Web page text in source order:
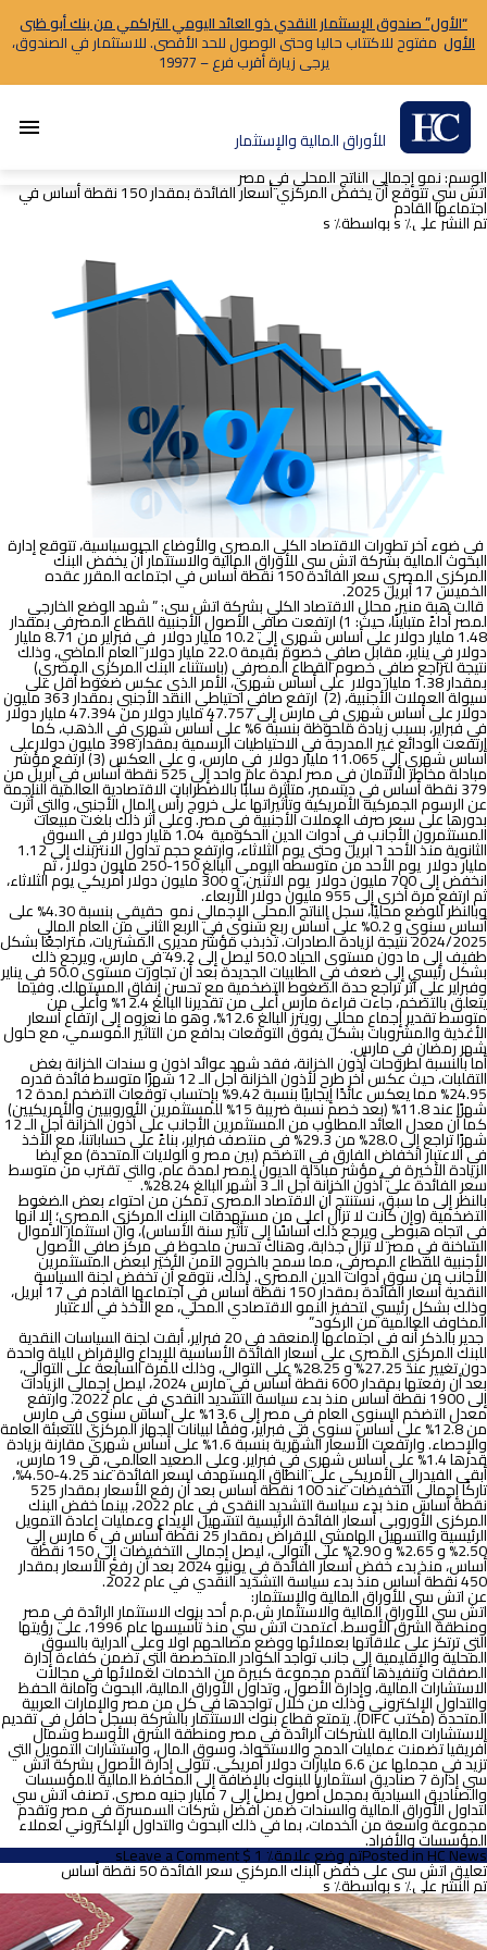
“الأول” صندوق الإستثمار النقدي ذو العائد اليومي التراكمي من بنك أبو ظبى
الأول مفتوح للاكتتاب حاليا وحتى الوصول للحد الأقصى. للاستثمار في الصندوق،
يرجى زيارة أقرب فرع – 19977
للأوراق المالية والإستثمار menu
الوسم:نمو إجمالي الناتج المحلي في مصر
اتش سي تتوقع أن يخفض المركزي أسعار الفائدة بمقدار 150 نقطة أساس في
اجتماعها القادم
تم النشر على٪ s بواسطة٪ s
في ضوء آخر تطورات الاقتصاد الكلي المصري والأوضاع الجيوسياسية، تتوقع إدارة
البحوث المالية بشركة اتش سى للأوراق المالية والاستثمار أن يخفض البنك
المركزي المصري سعر الفائدة 150 نقطة أساس في اجتماعه المقرر عقده
الخميس17 أبريل 2025 .
قالتهبة منير، محلل الاقتصاد الكلي بشركة اتش سى:” شهد الوضع الخارجي
لمصر أداءً متباينًا، حيث: 1) ارتفعت صافي الأصول الأجنبية للقطاع المصرفي بمقدار
1.48 مليار دولار على أساس شهري إلى 10.2 مليار دولار في فبراير من 8.71 مليار
دولار في يناير، مقابل صافي خصوم بقيمة 22.0 مليار دولار العام الماضي، وذلك
نتيجة لتراجع صافي خصوم القطاع المصرفي (باستثناء البنك المركزي المصري)
بمقدار 1.38 مليار دولار على أساس شهري، الأمر الذي عكس ضغوط أقل على
سيولة العملات الأجنبية، (2) ارتفع صافي احتياطي النقد الأجنبي بمقدار 363 مليون
دولار على أساس شهري في مارس إلى 47.757 مليار دولار من 47.394 مليار دولار
في فبراير، بسبب زيادة ملحوظة بنسبة 6% على أساس شهري في الذهب، كما
ارتفعت الودائع غير المدرجة في الاحتياطيات الرسمية بمقدار 398 مليون دولارعلى
أساس شهري إلى 11.065 مليار دولار في مارس، و علي العكس (3) ارتفع مؤشر
مبادلة مخاطر الائتمان في مصر لمدة عام واحد إلى 525 نقطة أساس في أبريل من
379 نقطة أساس في ديسمبر، متأثرة سلبًا بالاضطرابات الاقتصادية العالمية الناجمة
عن الرسوم الجمركية الأمريكية وتأثيراتها على خروج رأس المال الأجنبي، والتي أثرت
بدورها على سعر صرف العملات الأجنبية في مصر. وعلي أثر ذلك بلغت مبيعات
المستثمرون الأجانب في أدوات الدين الحكومية 1.04 مليار دولار في السوق
الثانوية منذ الأحد ٦ ابريل وحتى يوم الثلاثاء، وارتفع حجم تداول الانتربنك إلى 1.12
مليار دولار يوم الأحد من متوسطه اليومي البالغ 150-250 مليون دولار ، ثم
انخفض إلى 700 مليون دولار يوم الاثنين، و 300 مليون دولار أمريكي يوم الثلاثاء،
ثم ارتفع مرة أخرى إلى 955 مليون دولار الأربعاء.
وبالنظر للوضع محليًا، سجل الناتج المحلي الإجمالي نمو حقيقي بنسبة 4.30% على
أساس سنوي و 0.2% على أساس ربع سنوي في الربع الثاني من العام المالي
2024/2025 نتيجة لزيادة الصادرات. تذبذب مؤشر مديري المشتريات، متراجعًا بشكل
طفيف إلى ما دون مستوى الحياد 50.0 ليصل إلى 49.2 في مارس، ويرجع ذلك
بشكل رئيسي إلى ضعف في الطلبيات الجديدة بعد أن تجاوزت مستوى 50.0 في يناير
وفبراير علي أثر تراجع حدة الضغوط التضخمية مع تحسن إنفاق المستهلك. وفيما
يتعلق بالتضخم، جاءت قراءة مارس أعلى من تقديرنا البالغ 12.4% وأعلى من
متوسط تقدير إجماع محللي رويترز البالغ 12.6%، وهو ما نعزوه إلى ارتفاع أسعار
الأغذية والمشروبات بشكل يفوق التوقعات بدافع من التاثير الموسمي، مع حلول
شهر رمضان في مارس.
أما بالنسبة لطروحات أذون الخزانة، فقد شهد عوائد اذون و سندات الخزانة بغض
التقلبات، حيث عكس أخر طرح لأذون الخزانة أجل الـ 12 شهرًا متوسط فائدة قدره
24.95% مما يعكس عائدًا إيجابيًا بنسبة 9.42% بإحتساب توقعات التضخم لمدة 12
شهرًا عند 11.8% (بعد خصم نسبة ضريبة 15% للمستثمرين الأوروبيين والأمريكيين)
كما أن معدل العائد المطلوب من المستثمرين الأجانب على أذون الخزانة أجل الـ 12
شهرًا تراجع إلى 28.0% من 29.3% في منتصف فبراير، بناءً على حساباتنا، مع الأخذ
في الاعتبار انخفاض الفارق في التضخم (بين مصر و الولايات المتحدة) مع ايضا
الزيادة الأخيرة في مؤشر مبادلة الديون لمصر لمدة عام، والتي تقترب من متوسط
سعر الفائدة على أذون الخزانة أجل الـ 3 أشهر البالغ 28.24%.
بالنظر إلى ما سبق، نستنتج أن الاقتصاد المصري تمكن من احتواء بعض الضغوط
التضخمية (وإن كانت لا تزال أعلى من مستهدفات البنك المركزي المصري؛ إلا أنها
في اتجاه هبوطي ويرجع ذلك أساسًا إلى تأثير سنة الأساس)، وأن استثمار الاموال
الساخنة في مصر لا تزال جذابة، وهناك تحسن ملحوظ في مركز صافي الأصول
الأجنبية للقطاع المصرفي، مما سمح بالخروج الآمن الأخير لبعض المستثمرين
الأجانب من سوق أدوات الدين المصري. لذلك، نتوقع أن تخفض لجنة السياسة
النقدية أسعار الفائدة بمقدار 150 نقطة أساس في اجتماعها القادم في 17 أبريل،
وذلك بشكل رئيسي لتحفيز النمو الاقتصادي المحلي، مع الأخذ في الاعتبار
المخاوف العالمية من الركود.”
جدير بالذكر أنه في اجتماعها المنعقد في 20 فبراير، أبقت لجنة السياسات النقدية
للبنك المركزي المصري على أسعار الفائدة الأساسية للإيداع والإقراض لليلة واحدة
دون تغيير عند 27.25% و 28.25% على التوالي، وذلك للمرة السابعة على التوالي،
بعد أن رفعتها بمقدار 600 نقطة أساس في مارس 2024، ليصل إجمالي الزيادات
إلى 1900 نقطة أساس منذ بدء سياسة التشديد النقدي في عام 2022. وارتفع
معدل التضخم السنوي العام في مصر إلى 13.6% على أساس سنوي في مارس
من 12.8% على أساس سنوي في فبراير، وفقًا لبيانات الجهاز المركزي للتعبئة العامة
والإحصاء. وارتفعت الأسعار الشهرية بنسبة 1.6% على أساس شهري مقارنة بزيادة
قدرها 1.4% على أساس شهري في فبراير. وعلى الصعيد العالمي، في 19 مارس،
أبقى الفيدرالي الأمريكي على النطاق المستهدف لسعر الفائدة عند 4.25-4.50%،
تاركًا إجمالي التخفيضات عند 100 نقطة أساس بعد أن رفع الأسعار بمقدار 525
نقطة أساس منذ بدء سياسة التشديد النقدي في عام 2022، بينما خفض البنك
المركزي الأوروبي أسعار الفائدة الرئيسية لتسهيل الإيداع وعمليات إعادة التمويل
الرئيسية والتسهيل الهامشي للإقراض بمقدار 25 نقطة أساس في 6 مارس إلى
2.50% و 2.65% و 2.90% على التوالي، ليصل إجمالي التخفيضات إلى 150 نقطة
أساس، منذ بدء خفض أسعار الفائدة في يونيو 2024 بعد أن رفع الأسعار بمقدار
450 نقطة أساس منذ بدء سياسة التشديد النقدي في عام 2022.
عن اتش سى للأوراق المالية والإستثمار:
اتش سي للأوراق المالية والاستثمار ش.م.م أحد بنوك الاستثمار الرائدة في مصر
ومنطقة الشرق الأوسط. اعتمدت اتش سي منذ تأسيسها عام 1996، على رؤيتها
التي ترتكز على علاقاتها بعملائها ووضع مصالحهم اولا وعلى الدراية بالسوق
المحلية والإقليمية إلى جانب تواجد الكوادر المتخصصة التي تضمن كفاءة إدارة
الصفقات وتنفيذها لتقدم مجموعة كبيرة من الخدمات لعملائها في مجالات
الاستشارات المالية، وإدارة الأصول، وتداول الأوراق المالية، البحوث وأمانة الحفظ
والتداول الإلكتروني وذلك من خلال تواجدها في كل من مصر والإمارات العربية
المتحدة (مكتب DIFC). يتمتع قطاع بنوك الاستثمار بالشركة بسجل حافل في تقديم
الاستشارات المالية للشركات الرائدة في مصر ومنطقة الشرق الأوسط وشمال
أفريقيا تضمنت عمليات الدمج والاستحواذ، وسوق المال، واستشارات التمويل التي
تزيد في مجملها عن 6.6 مليارات دولار أمريكي. تتولى إدارة الأصول بشركة اتش
سي إدارة 7 صناديق استثماريا للبنوك بالإضافة إلى المحافظ المالية للمؤسسات
والصناديق السيادية بمجمل أصول يصل إلى 7 مليار جنيه مصري. تصنف اتش سي
لتداول الأوراق المالية والسندات ضمن أفضل شركات السمسرة في مصر وتقدم
مجموعة واسعة من الخدمات، بما في ذلك البحوث والتداول الإلكتروني لعملاء
المؤسسات والأفراد.
Posted inHC News تم وضع علامة٪ 1 $ s Leave a Comment
on
اتش
سي
تتوقع
أن
يخفض
تعليق اتش سى على خفض البنك المركزي سعر الفائدة 50 نقطة أساس
تم النشر على٪ s بواسطة٪ s